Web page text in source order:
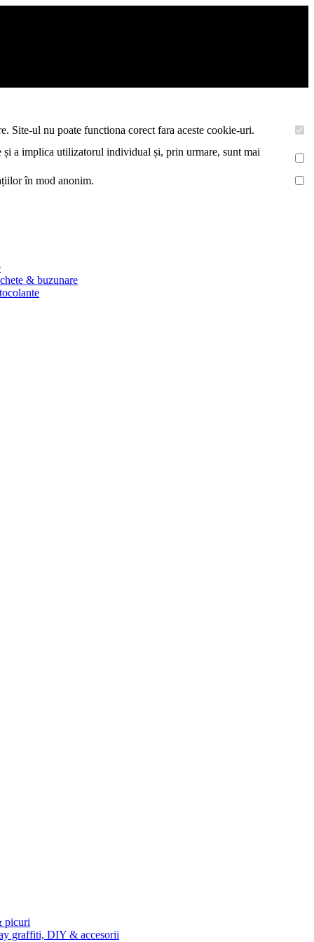
Site-ul nu poate functiona corect fara aceste cookie-uri.
și a implica utilizatorul individual și, prin urmare, sunt mai
în mod anonim.
& buzunare
picuri
graffiti, DIY & accesorii